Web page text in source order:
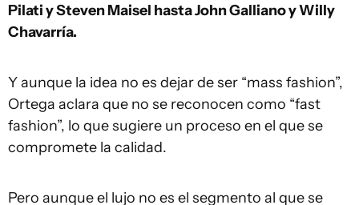
Pilati y Steven Maisel hasta John Galliano y Willy
Chavarría.
Y aunque la idea no es dejar de ser “mass fashion”,
Ortega aclara que no se reconocen como “fast
fashion”, lo que sugiere un proceso en el que se
compromete la calidad.
Pero aunque el lujo no es el segmento al que se